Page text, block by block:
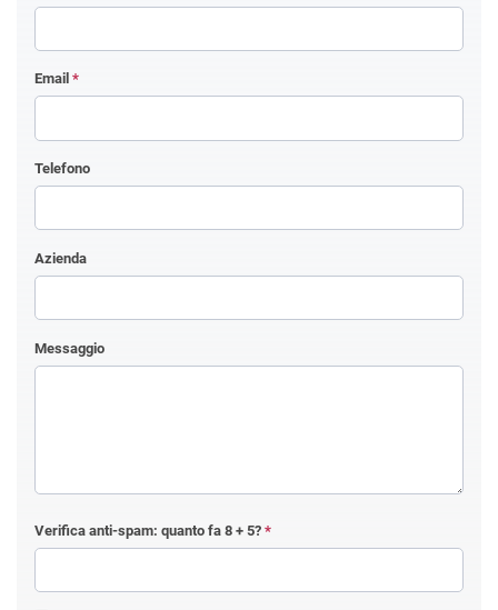
Email *
Telefono
Azienda
Messaggio
Verifica anti-spam: quanto fa 8 + 5? *